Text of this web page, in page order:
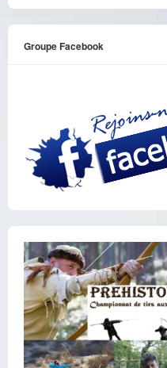
Groupe Facebook